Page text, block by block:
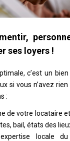
ses loyers !
c’est un
si vous n’avez
:
de votre locataire
bail, états des
locale